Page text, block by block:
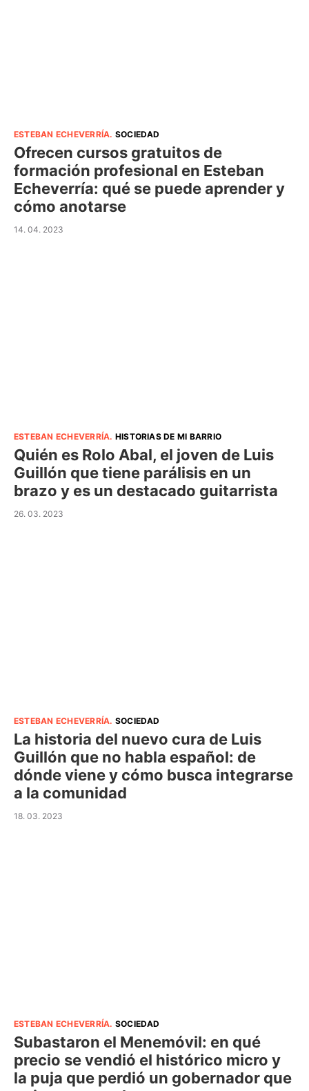
ESTEBAN ECHEVERRÍA. SOCIEDAD
Ofrecen cursos gratuitos de
formación profesional en Esteban
Echeverría: qué se puede aprender y
cómo anotarse
14. 04. 2023
ESTEBAN ECHEVERRÍA. HISTORIAS DE MI BARRIO
Quién es Rolo Abal, el joven de Luis
Guillón que tiene parálisis en un
brazo y es un destacado guitarrista
26. 03. 2023
ESTEBAN ECHEVERRÍA. SOCIEDAD
La historia del nuevo cura de Luis
Guillón que no habla español: de
dónde viene y cómo busca integrarse
a la comunidad
18. 03. 2023
ESTEBAN ECHEVERRÍA. SOCIEDAD
Subastaron el Menemóvil: en qué
precio se vendió el histórico micro y
la puja que perdió un gobernador que